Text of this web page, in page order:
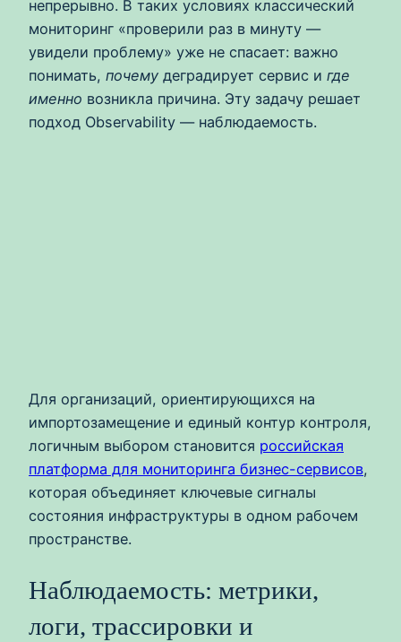
непрерывно. В таких условиях классический
мониторинг «проверили раз в минуту —
увидели проблему» уже не спасает: важно
понимать, почему деградирует сервис и где
именно возникла причина. Эту задачу решает
подход Observability — наблюдаемость.
Для организаций, ориентирующихся на
импортозамещение и единый контур контроля,
логичным выбором становится российская
платформа для мониторинга бизнес-сервисов,
которая объединяет ключевые сигналы
состояния инфраструктуры в одном рабочем
пространстве.
Наблюдаемость: метрики,
логи, трассировки и